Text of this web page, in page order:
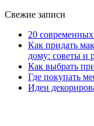
Свежие записи
20
Как придать
дому: советы и
Как выбрать
Где покупать
Идеи